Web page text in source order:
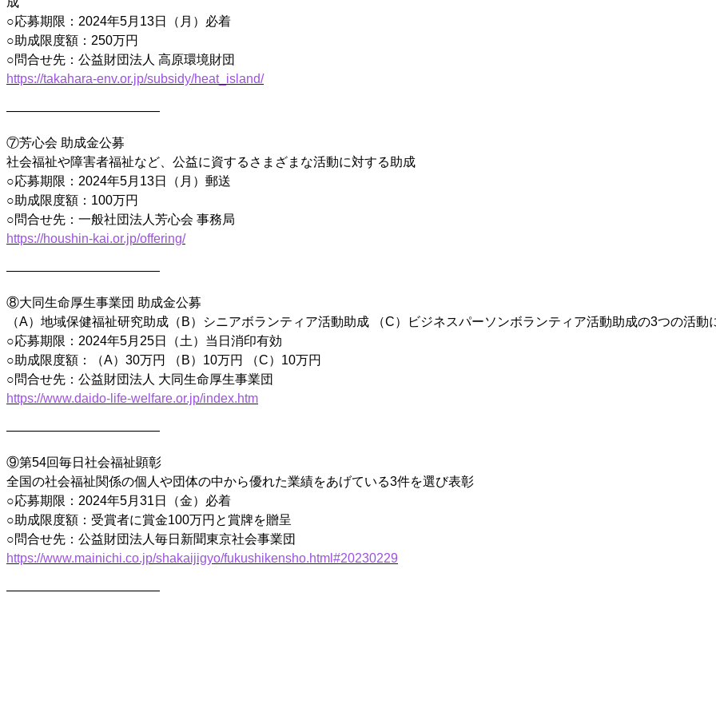
○応募期限：2024年5月13日（月）必着
○助成限度額：250万円
○問合せ先：公益財団法人 高原環境財団
https://takahara-env.or.jp/subsidy/heat_island/
————————————
⑦芳心会 助成金公募
社会福祉や障害者福祉など、公益に資するさまざまな活動に対する助成
○応募期限：2024年5月13日（月）郵送
○助成限度額：100万円
○問合せ先：一般社団法人芳心会 事務局
https://houshin-kai.or.jp/offering/
————————————
⑧大同生命厚生事業団 助成金公募
（A）地域保健福祉研究助成（B）シニアボランティア活動助成 （C）ビジネスパーソンボランティア活動助成の3つの活動
○応募期限：2024年5月25日（土）当日消印有効
○助成限度額：（A）30万円 （B）10万円 （C）10万円
○問合せ先：公益財団法人 大同生命厚生事業団
https://www.daido-life-welfare.or.jp/index.htm
————————————
⑨第54回毎日社会福祉顕彰
全国の社会福祉関係の個人や団体の中から優れた業績をあげている3件を選び表彰
○応募期限：2024年5月31日（金）必着
○助成限度額：受賞者に賞金100万円と賞牌を贈呈
○問合せ先：公益財団法人毎日新聞東京社会事業団
https://www.mainichi.co.jp/shakaijigyo/fukushikensho.html#20230229
————————————